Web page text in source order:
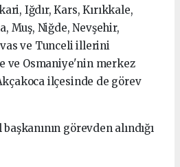
Iğdır, Kars, Kırıkkale,
Muş, Niğde, Nevşehir,
ve Tunceli illerini
ve Osmaniye'nin merkez
ilçesinde de görev
görevden alındığı